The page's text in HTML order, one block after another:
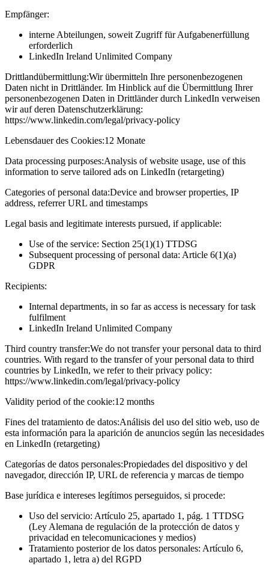
Empfänger:
interne Abteilungen, soweit Zugriff für Aufgabenerfüllung
erforderlich
LinkedIn Ireland Unlimited Company
Drittlandübermittlung:Wir übermitteln Ihre personenbezogenen
Daten nicht in Drittländer. Im Hinblick auf die Übermittlung Ihrer
personenbezogenen Daten in Drittländer durch LinkedIn verweisen
wir auf deren Datenschutzerklärung:
https://www.linkedin.com/legal/privacy-policy
Lebensdauer des Cookies:12 Monate
Data processing purposes:Analysis of website usage, use of this
information to serve tailored ads on LinkedIn (retargeting)
Categories of personal data:Device and browser properties, IP
address, referrer URL and timestamps
Legal basis and legitimate interests pursued, if applicable:
Use of the service: Section 25(1)(1) TTDSG
Subsequent processing of personal data: Article 6(1)(a)
GDPR
Recipients:
Internal departments, in so far as access is necessary for task
fulfilment
LinkedIn Ireland Unlimited Company
Third country transfer:We do not transfer your personal data to third
countries. With regard to the transfer of your personal data to third
countries by LinkedIn, we refer to their privacy policy:
https://www.linkedin.com/legal/privacy-policy
Validity period of the cookie:12 months
Fines del tratamiento de datos:Análisis del uso del sitio web, uso de
esta información para la aparición de anuncios según las necesidades
en LinkedIn (retargeting)
Categorías de datos personales:Propiedades del dispositivo y del
navegador, dirección IP, URL de referencia y marcas de tiempo
Base jurídica e intereses legítimos perseguidos, si procede:
Uso del servicio: Artículo 25, apartado 1, pág. 1 TTDSG
(Ley Alemana de regulación de la protección de datos y
privacidad en telecomunicaciones y medios)
Tratamiento posterior de los datos personales: Artículo 6,
apartado 1, letra a) del RGPD